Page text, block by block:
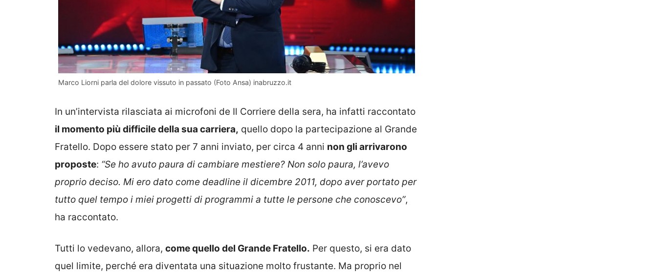
Marco Liorni parla del dolore vissuto in passato (Foto Ansa) inabruzzo.it
In un’intervista rilasciata ai microfoni de Il Corriere della sera, ha infatti raccontato
il momento più difficile della sua carriera, quello dopo la partecipazione al Grande
Fratello. Dopo essere stato per 7 anni inviato, per circa 4 anni non gli arrivarono
proposte: “Se ho avuto paura di cambiare mestiere? Non solo paura, l’avevo
proprio deciso. Mi ero dato come deadline il dicembre 2011, dopo aver portato per
tutto quel tempo i miei progetti di programmi a tutte le persone che conoscevo”,
ha raccontato.
Tutti lo vedevano, allora, come quello del Grande Fratello. Per questo, si era dato
quel limite, perché era diventata una situazione molto frustante. Ma proprio nel